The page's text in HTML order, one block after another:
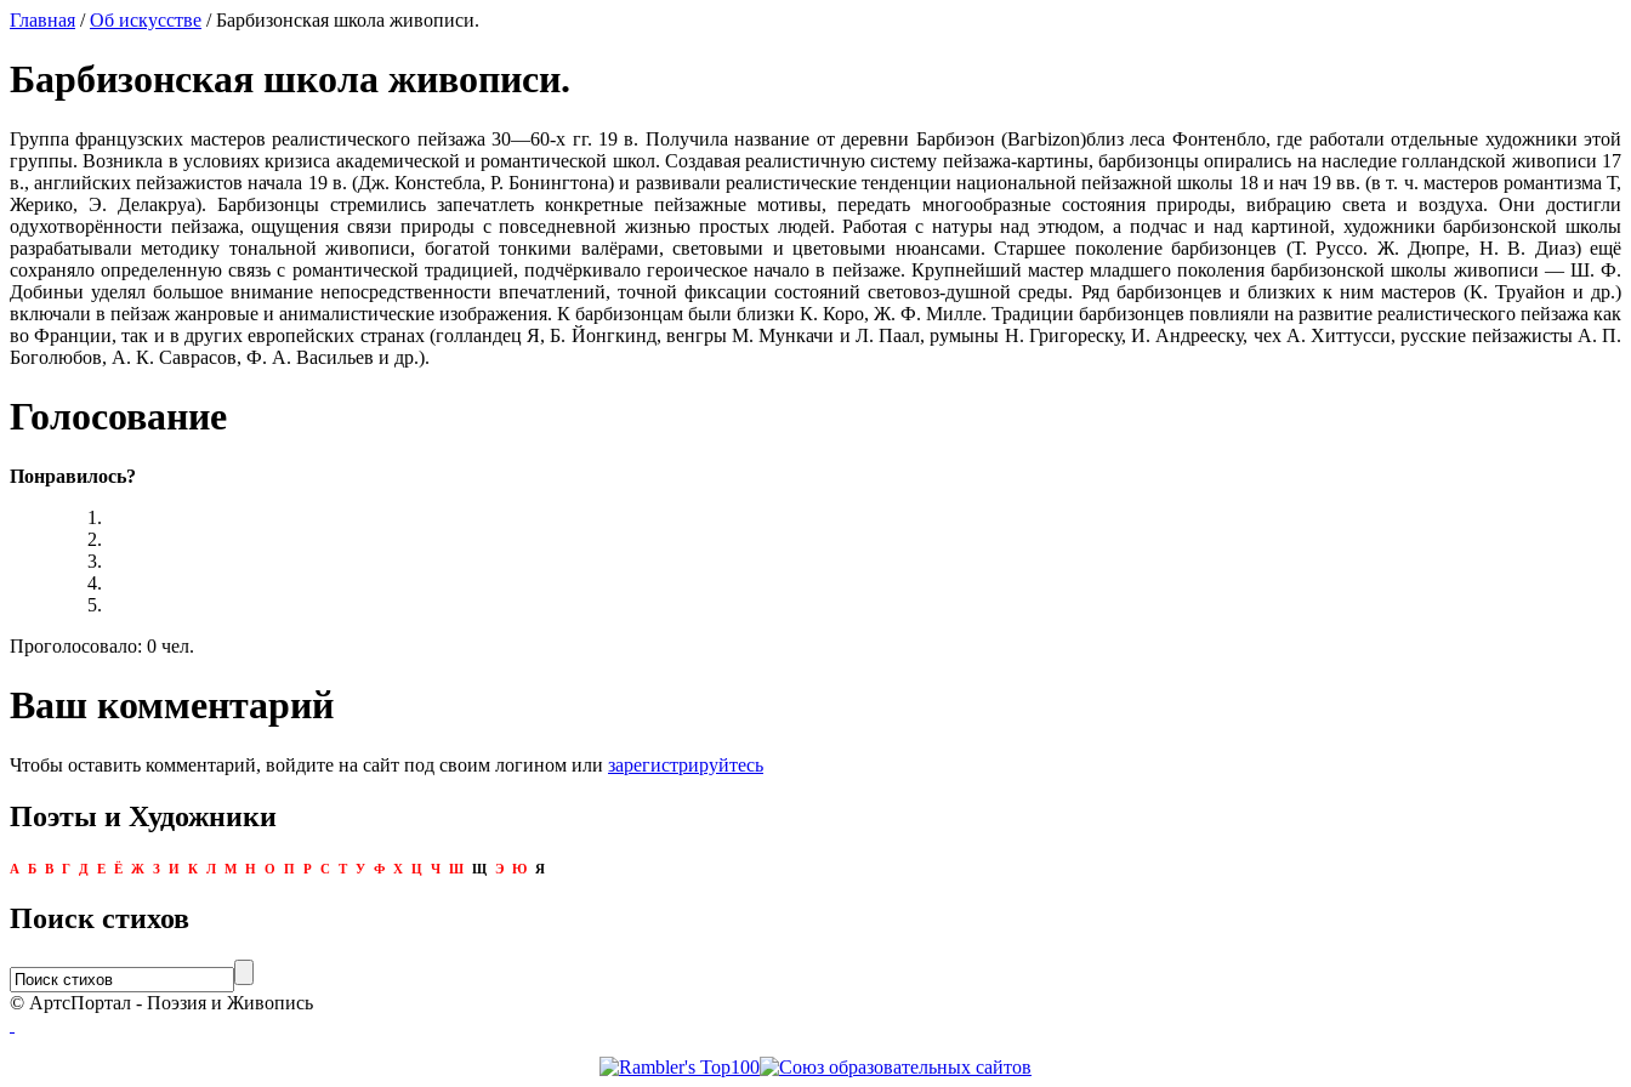
Главная /Об искусстве / Барбизонская школа живописи.
Барбизонская школа живописи.
Группа французских мастеров реалистического пейзажа 30—60-х гг. 19 в. Получила название от деревни Барбиэон (Вагbizon)близ леса Фонтенбло, где работали отдельные художники этой
группы. Возникла в условиях кризиса академической и романтической школ. Создавая реалистичную систему пейзажа-картины, барбизонцы опирались на наследие голландской живописи 17
в., английских пейзажистов начала 19 в. (Дж. Констебла, Р. Бонингтона) и развивали реалистические тенденции национальной пейзажной школы 18 и нач 19 вв. (в т. ч. мастеров романтизма Т,
Жерико, Э. Делакруа). Барбизонцы стремились запечатлеть конкретные пейзажные мотивы, передать многообразные состояния природы, вибрацию света и воздуха. Они достигли
одухотворённости пейзажа, ощущения связи природы с повседневной жизнью простых людей. Работая с натуры над этюдом, а подчас и над картиной, художники барбизонской школы
разрабатывали методику тональной живописи, богатой тонкими валёрами, световыми и цветовыми нюансами. Старшее поколение барбизонцев (Т. Руссо. Ж. Дюпре, Н. В. Диаз) ещё
сохраняло определенную связь с романтической традицией, подчёркивало героическое начало в пейзаже. Крупнейший мастер младшего поколения барбизонской школы живописи — Ш. Ф.
Добиньи уделял большое внимание непосредственности впечатлений, точной фиксации состояний световоз-душной среды. Ряд барбизонцев и близких к ним мастеров (К. Труайон и др.)
включали в пейзаж жанровые и анималистические изображения. К барбизонцам были близки К. Коро, Ж. Ф. Милле. Традиции барбизонцев повлияли на развитие реалистического пейзажа как
во Франции, так и в других европейских странах (голландец Я, Б. Йонгкинд, венгры М. Мункачи и Л. Паал, румыны Н. Григореску, И. Андрееску, чех А. Хиттусси, русские пейзажисты А. П.
Боголюбов, А. К. Саврасов, Ф. А. Васильев и др.).
Голосование
Понравилось?
Проголосовало: 0 чел.
Ваш комментарий
Чтобы оставить комментарий, войдите на сайт под своим логином или зарегистрируйтесь
Поэты и Художники
А Б В Г Д Е Ё Ж З И К Л М Н О П Р С Т У Ф Х Ц Ч Ш Щ Э Ю Я
Поиск стихов
© АртсПортал - Поэзия и Живопись